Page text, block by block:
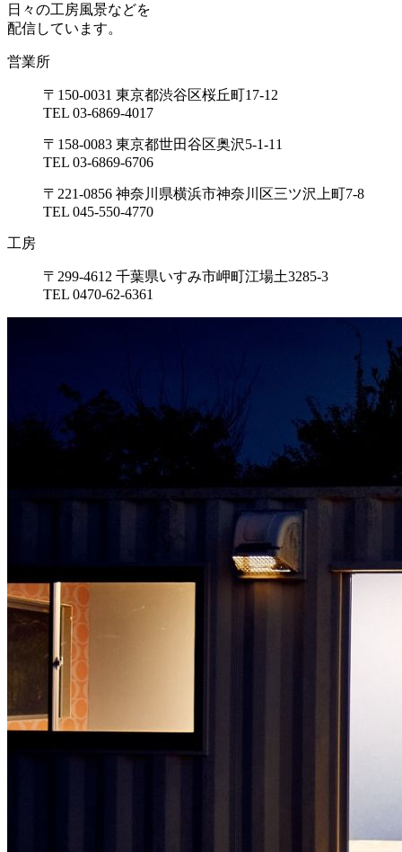
日々の工房風景などを
配信しています。
営業所
〒150-0031 東京都渋谷区桜丘町17-12
TEL 03-6869-4017
〒158-0083 東京都世田谷区奥沢5-1-11
TEL 03-6869-6706
〒221-0856 神奈川県横浜市神奈川区三ツ沢上町7-8
TEL 045-550-4770
工房
〒299-4612 千葉県いすみ市岬町江場土3285-3
TEL 0470-62-6361